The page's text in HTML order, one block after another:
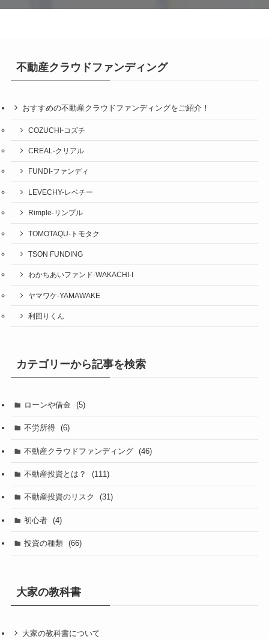
不動産クラウドファンディング
おすすめの不動産クラウドファンディングをご紹介！
COZUCHI-コズチ
CREAL-クリアル
FUNDI-ファンディ
LEVECHY-レベチー
Rimple-リンプル
TOMOTAQU-トモタク
TSON FUNDING
わかちあいファンド-WAKACHI-I
ヤマワケ-YAMAWAKE
利回りくん
カテゴリーから記事を検索
ローンや借金 (5)
不労所得 (6)
不動産クラウドファンディング (46)
不動産投資とは？ (111)
不動産投資のリスク (31)
初心者 (4)
投資の種類 (66)
大家の教科書
大家の教科書について